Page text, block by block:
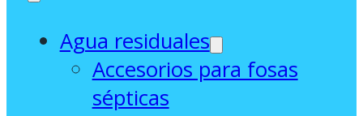
Agua residuales
Accesorios para fosas
sépticas